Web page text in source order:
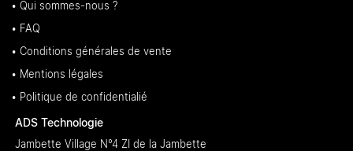
• Qui sommes-nous ?
• FAQ
• Conditions générales de vente
• Mentions légales
• Politique de confidentialié
ADS Technologie
Jambette Village N°4 ZI de la Jambette